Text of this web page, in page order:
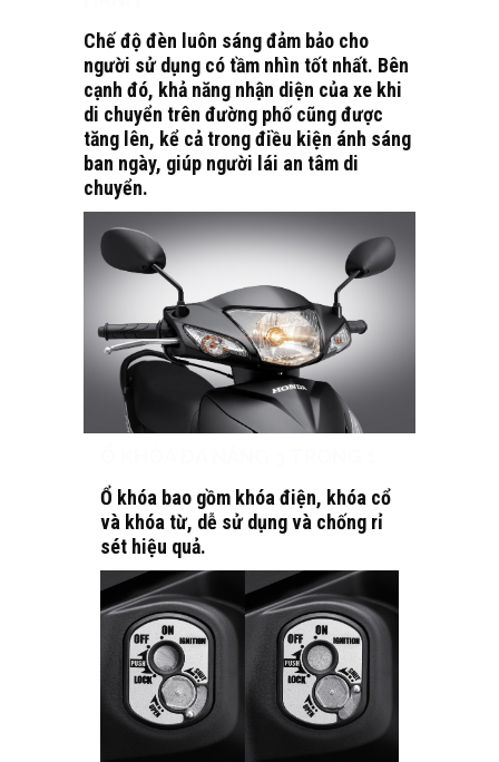
Chế độ đèn luôn sáng đảm bảo cho
người sử dụng có tầm nhìn tốt nhất. Bên
cạnh đó, khả năng nhận diện của xe khi
di chuyển trên đường phố cũng được
tăng lên, kể cả trong điều kiện ánh sáng
ban ngày, giúp người lái an tâm di
chuyển.
Ổ khóa bao gồm khóa điện, khóa cổ
và khóa từ, dễ sử dụng và chống rỉ
sét hiệu quả.